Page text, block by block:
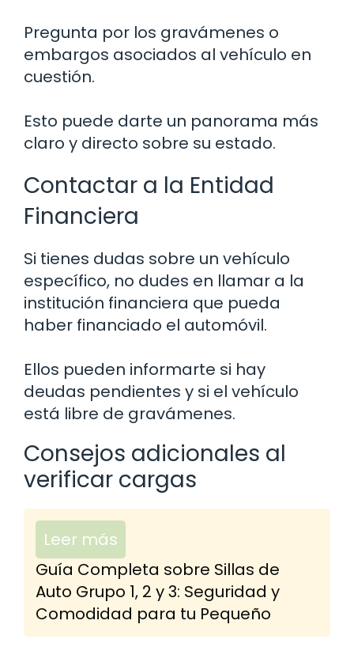
Pregunta por los gravámenes o
embargos asociados al vehículo en
cuestión.
Esto puede darte un panorama más
claro y directo sobre su estado.
Contactar a la Entidad
Financiera
Si tienes dudas sobre un vehículo
específico, no dudes en llamar a la
institución financiera que pueda
haber financiado el automóvil.
Ellos pueden informarte si hay
deudas pendientes y si el vehículo
está libre de gravámenes.
Consejos adicionales al
verificar cargas
Leer más
Guía Completa sobre Sillas de
Auto Grupo 1, 2 y 3: Seguridad y
Comodidad para tu Pequeño